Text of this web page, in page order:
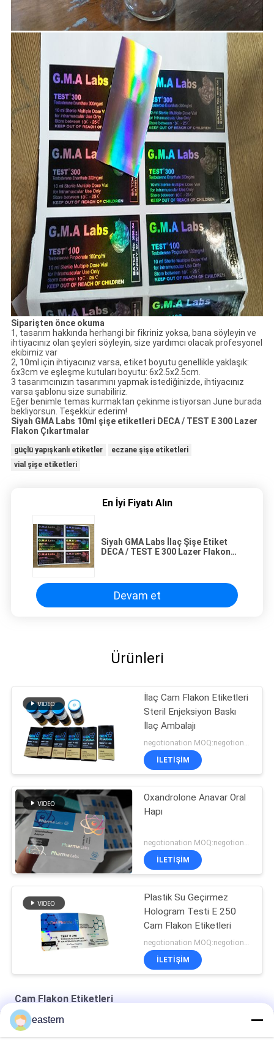
Siparişten önce okuma
1, tasarım hakkında herhangi bir fikriniz yoksa, bana söyleyin ve
ihtiyacınız olan şeyleri söyleyin, size yardımcı olacak profesyonel
ekibimiz var
2, 10ml için ihtiyacınız varsa, etiket boyutu genellikle yaklaşık:
6x3cm ve eşleşme kutuları boyutu: 6x2.5x2.5cm.
3 tasarımcınızın tasarımını yapmak istediğinizde, ihtiyacınız
varsa şablonu size sunabiliriz.
Eğer benimle temas kurmaktan çekinme istiyorsan June burada
bekliyorsun. Teşekkür ederim!
Siyah GMA Labs 10ml şişe etiketleri DECA / TEST E 300 Lazer
Flakon Çıkartmalar
güçlü yapışkanlı etiketler
eczane şişe etiketleri
vial şişe etiketleri
En İyi Fiyatı Alın
Siyah GMA Labs İlaç Şişe Etiket
DECA / TEST E 300 Lazer Flakon
Devam et
Ürünleri
İlaç Cam Flakon Etiketleri
Steril Enjeksiyon Baskı
İlaç Ambalajı
negotionation MOQ:negotionation
İLETIŞIM
Oxandrolone Anavar Oral
Hapı
İLETIŞIM
Plastik Su Geçirmez
Hologram Testi E 250
Cam Flakon Etiketleri
İLETIŞIM
Cam Flakon Etiketleri
Somatropin HG 176-191 2mlx10 Etiketli Cam Flakon
eastern